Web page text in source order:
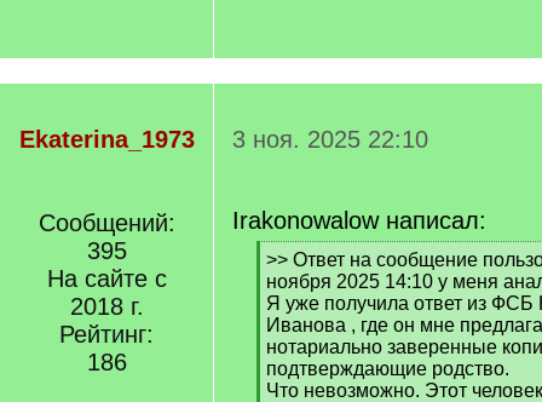
Ekaterina_1973
Сообщений:
395
На сайте с
2018 г.
Рейтинг:
186
3 ноя. 2025 22:10
Irakonowalow написал:
[
q
]
>> Ответ на сообщение
ноября 2025 14:10 у меня
Я уже получила ответ из
Иванова , где он мне
нотариально заверенные
подтверждающие родство.
Что невозможно. Этот